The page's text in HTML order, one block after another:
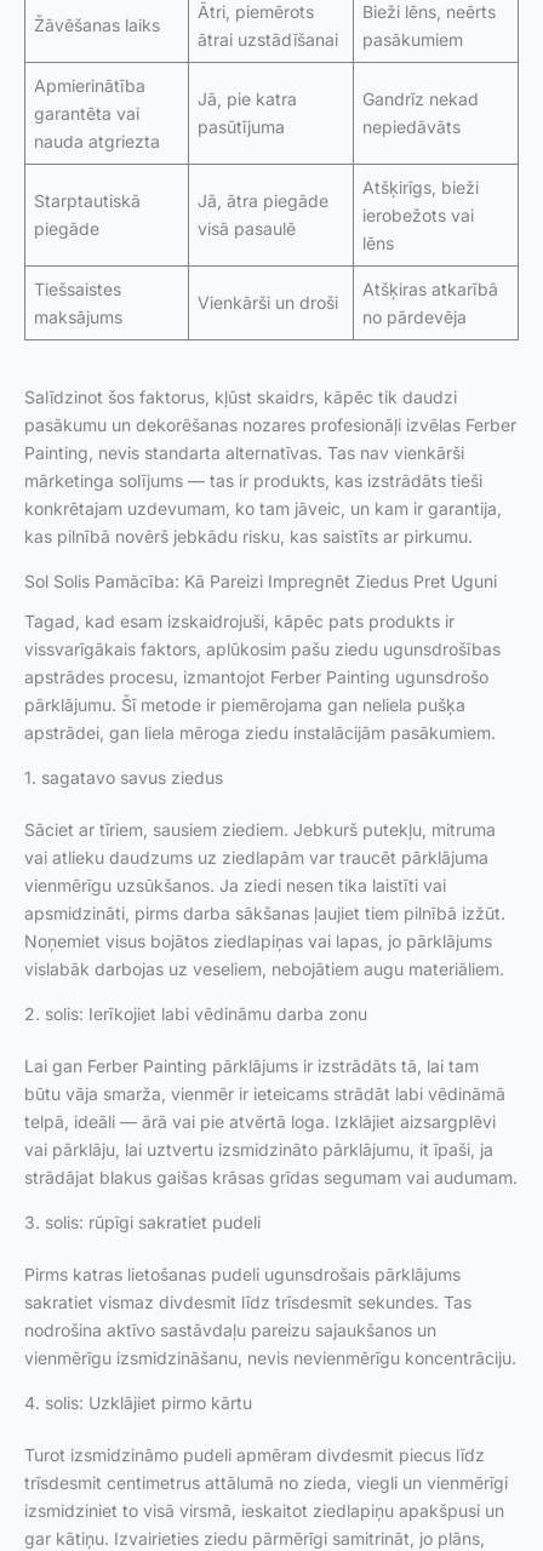
Žāvēšanas laiks
Ātri, piemērots
ātrai uzstādīšanai
Bieži lēns, neērts
pasākumiem
Apmierinātība
garantēta vai
nauda atgriezta
Jā, pie katra
pasūtījuma
Gandrīz nekad
nepiedāvāts
Starptautiskā
piegāde
Jā, ātra piegāde
visā pasaulē
Atšķirīgs, bieži
ierobežots vai
lēns
Tiešsaistes
maksājums
Vienkārši un droši
Atšķiras atkarībā
no pārdevēja
Salīdzinot šos faktorus, kļūst skaidrs, kāpēc tik daudzi
pasākumu un dekorēšanas nozares profesionāļi izvēlas Ferber
Painting, nevis standarta alternatīvas. Tas nav vienkārši
mārketinga solījums — tas ir produkts, kas izstrādāts tieši
konkrētajam uzdevumam, ko tam jāveic, un kam ir garantija,
kas pilnībā novērš jebkādu risku, kas saistīts ar pirkumu.
Sol Solis Pamācība: Kā Pareizi Impregnēt Ziedus Pret Uguni
Tagad, kad esam izskaidrojuši, kāpēc pats produkts ir
vissvarīgākais faktors, aplūkosim pašu ziedu ugunsdrošības
apstrādes procesu, izmantojot Ferber Painting ugunsdrošo
pārklājumu. Šī metode ir piemērojama gan neliela pušķa
apstrādei, gan liela mēroga ziedu instalācijām pasākumiem.
1. sagatavo savus ziedus
Sāciet ar tīriem, sausiem ziediem. Jebkurš putekļu, mitruma
vai atlieku daudzums uz ziedlapām var traucēt pārklājuma
vienmērīgu uzsūkšanos. Ja ziedi nesen tika laistīti vai
apsmidzināti, pirms darba sākšanas ļaujiet tiem pilnībā izžūt.
Noņemiet visus bojātos ziedlapiņas vai lapas, jo pārklājums
vislabāk darbojas uz veseliem, nebojātiem augu materiāliem.
2. solis: Ierīkojiet labi vēdināmu darba zonu
Lai gan Ferber Painting pārklājums ir izstrādāts tā, lai tam
būtu vāja smarža, vienmēr ir ieteicams strādāt labi vēdināmā
telpā, ideāli — ārā vai pie atvērtā loga. Izklājiet aizsargplēvi
vai pārklāju, lai uztvertu izsmidzināto pārklājumu, it īpaši, ja
strādājat blakus gaišas krāsas grīdas segumam vai audumam.
3. solis: rūpīgi sakratiet pudeli
Pirms katras lietošanas pudeli ugunsdrošais pārklājums
sakratiet vismaz divdesmit līdz trīsdesmit sekundes. Tas
nodrošina aktīvo sastāvdaļu pareizu sajaukšanos un
vienmērīgu izsmidzināšanu, nevis nevienmērīgu koncentrāciju.
4. solis: Uzklājiet pirmo kārtu
Turot izsmidzināmo pudeli apmēram divdesmit piecus līdz
trīsdesmit centimetrus attālumā no zieda, viegli un vienmērīgi
izsmidziniet to visā virsmā, ieskaitot ziedlapiņu apakšpusi un
gar kātiņu. Izvairieties ziedu pārmērīgi samitrināt, jo plāns,